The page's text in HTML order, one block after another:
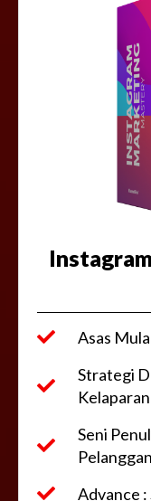
Asas
Strategi
Seni
Advance